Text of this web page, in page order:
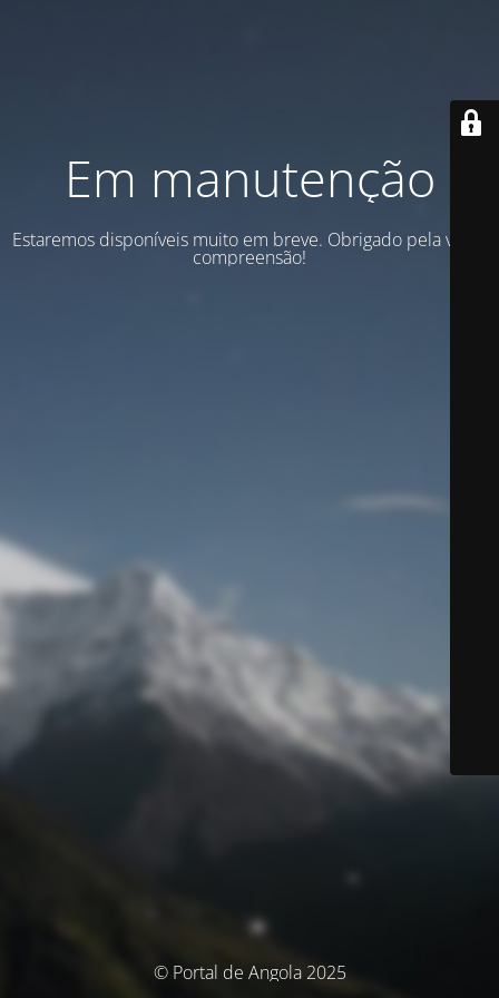
Em manutenção
Estaremos disponíveis muito em breve. Obrigado pela vossa
compreensão!
© Portal de Angola 2025